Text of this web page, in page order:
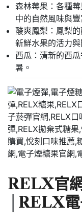
森林莓果：各種
中的自然風味與豐
酸爽鳳梨：鳳梨
新鮮水果的活力與
西瓜：清新的西
暑。
RELX官網
RELX電